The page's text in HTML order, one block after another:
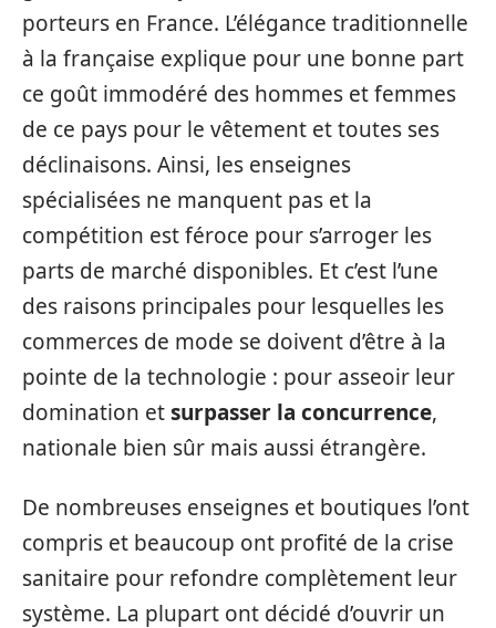
porteurs en France. L’élégance traditionnelle
à la française explique pour une bonne part
ce goût immodéré des hommes et femmes
de ce pays pour le vêtement et toutes ses
déclinaisons. Ainsi, les enseignes
spécialisées ne manquent pas et la
compétition est féroce pour s’arroger les
parts de marché disponibles. Et c’est l’une
des raisons principales pour lesquelles les
commerces de mode se doivent d’être à la
pointe de la technologie : pour asseoir leur
domination etsurpasser la concurrence,
nationale bien sûr mais aussi étrangère.
De nombreuses enseignes et boutiques l’ont
compris et beaucoup ont profité de la crise
sanitaire pour refondre complètement leur
système. La plupart ont décidé d’ouvrir un